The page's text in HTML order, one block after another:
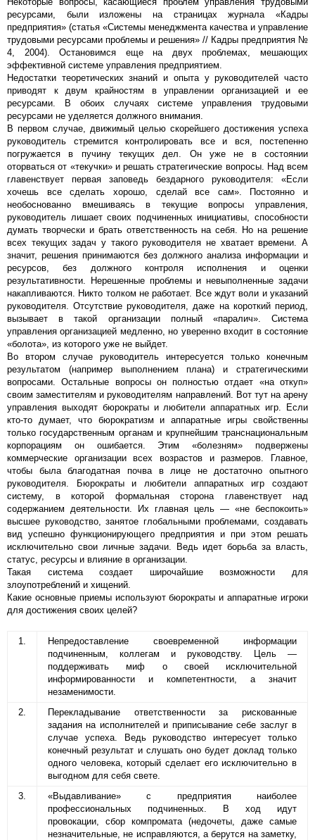
ресурсами, были изложены на страницах журнала «Кадры
предприятия» (статья «Системы менеджмента качества и управление
трудовыми ресурсами проблемы и решения» // Кадры предприятия №
4, 2004). Остановимся еще на двух проблемах, мешающих
эффективной системе управления предприятием.
Недостатки теоретических знаний и опыта у руководителей часто
приводят к двум крайностям в управлении организацией и ее
ресурсами. В обоих случаях системе управления трудовыми
ресурсами не уделяется должного внимания.
В первом случае, движимый целью скорейшего достижения успеха
руководитель стремится контролировать все и вся, постепенно
погружается в пучину текущих дел. Он уже не в состоянии
оторваться от «текучки» и решать стратегические вопросы. Над всем
главенствует первая заповедь бездарного руководителя: «Если
хочешь все сделать хорошо, сделай все сам». Постоянно и
необоснованно вмешиваясь в текущие вопросы управления,
руководитель лишает своих подчиненных инициативы, способности
думать творчески и брать ответственность на себя. Но на решение
всех текущих задач у такого руководителя не хватает времени. А
значит, решения принимаются без должного анализа информации и
ресурсов, без должного контроля исполнения и оценки
результативности. Нерешенные проблемы и невыполненные задачи
накапливаются. Никто толком не работает. Все ждут воли и указаний
руководителя. Отсутствие руководителя, даже на короткий период,
вызывает в такой организации полный «паралич». Система
управления организацией медленно, но уверенно входит в состояние
«болота», из которого уже не выйдет.
Во втором случае руководитель интересуется только конечным
результатом (например выполнением плана) и стратегическими
вопросами. Остальные вопросы он полностью отдает «на откуп»
своим заместителям и руководителям направлений. Вот тут на арену
управления выходят бюрократы и любители аппаратных игр. Если
кто-то думает, что бюрократизм и аппаратные игры свойственны
только государственным органам и крупнейшим транснациональным
корпорациям он ошибается. Этим «болезням» подвержены
коммерческие организации всех возрастов и размеров. Главное,
чтобы была благодатная почва в лице не достаточно опытного
руководителя. Бюрократы и любители аппаратных игр создают
систему, в которой формальная сторона главенствует над
содержанием деятельности. Их главная цель — «не беспокоить»
высшее руководство, занятое глобальными проблемами, создавать
вид успешно функционирующего предприятия и при этом решать
исключительно свои личные задачи. Ведь идет борьба за власть,
статус, ресурсы и влияние в организации.
Такая система создает широчайшие возможности для
злоупотреблений и хищений.
Какие основные приемы используют бюрократы и аппаратные игроки
для достижения своих целей?
1.
Непредоставление своевременной информации
подчиненным, коллегам и руководству. Цель —
поддерживать миф о своей исключительной
информированности и компетентности, а значит
незаменимости.
2.
Перекладывание ответственности за рискованные
задания на исполнителей и приписывание себе заслуг в
случае успеха. Ведь руководство интересует только
конечный результат и слушать оно будет доклад только
одного человека, который сделает его исключительно в
выгодном для себя свете.
3.
«Выдавливание» с предприятия наиболее
профессиональных подчиненных. В ход идут
провокации, сбор компромата (недочеты, даже самые
незначительные, не исправляются, а берутся на заметку,